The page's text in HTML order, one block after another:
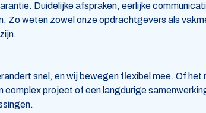
Duidelijke afspraken, eerlijke
Zo weten zowel onze opdrachtgevers als
snel, en wij bewegen flexibel mee. Of het
complex project of een langdurige